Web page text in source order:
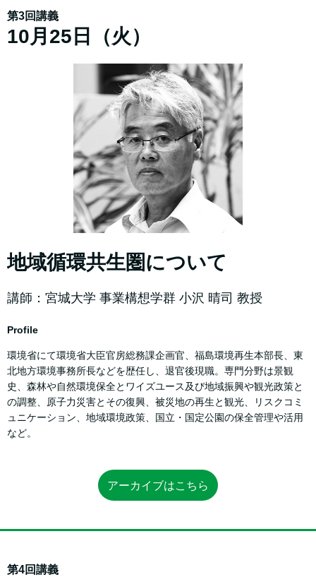
第3回講義
10月25日（火）
地域循環共生圏について
講師：宮城大学 事業構想学群 小沢 晴司 教授
Profile
環境省にて環境省大臣官房総務課企画官、福島環境再生本部長、東
北地方環境事務所長などを歴任し、退官後現職。専門分野は景観
史、森林や自然環境保全とワイズユース及び地域振興や観光政策と
の調整、原子力災害とその復興、被災地の再生と観光、リスクコミ
ュニケーション、地域環境政策、国立・国定公園の保全管理や活用
など。
アーカイブはこちら
第4回講義